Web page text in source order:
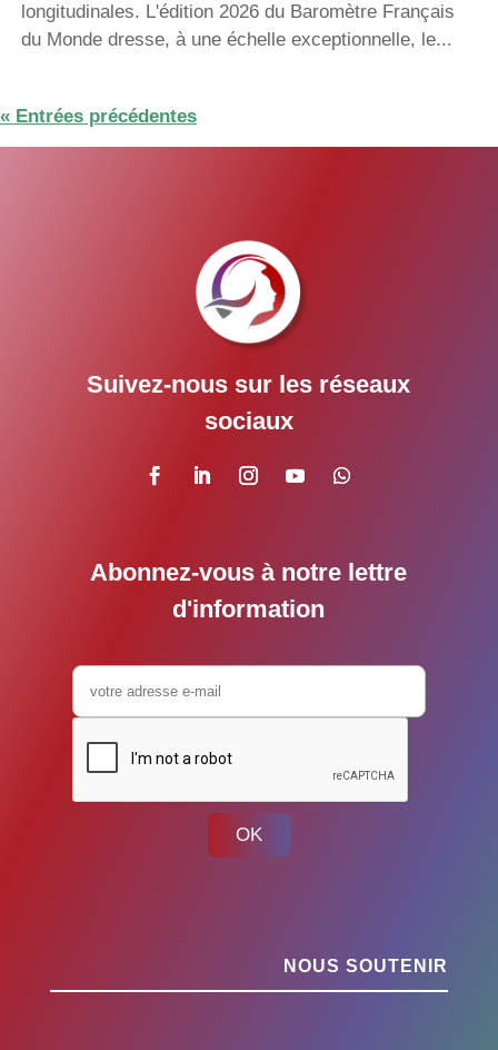
longitudinales. L'édition 2026 du Baromètre Français
du Monde dresse, à une échelle exceptionnelle, le...
« Entrées précédentes
Suivez-nous sur les réseaux
sociaux
Abonnez-vous à notre lettre
d'information
OK
NOUS SOUTENIR